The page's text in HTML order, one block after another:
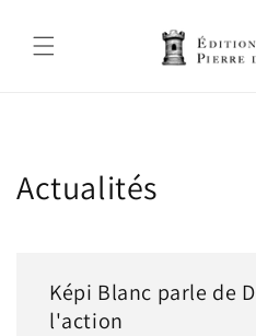
au
Actualités
Képi Blanc parle de
l'action